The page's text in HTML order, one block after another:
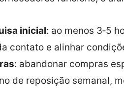
inicial: ao menos 3‑5
contato e alinhar
: abandonar compras
de reposição semanal,